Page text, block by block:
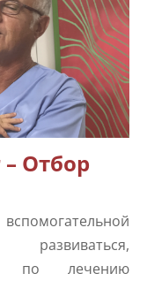
Отбор
по лечению